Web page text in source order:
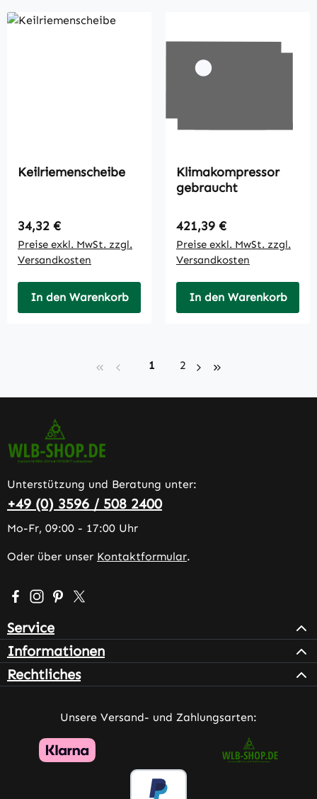
Keilriemenscheibe
Regulärer Preis:
34,32 €
Preise exkl. MwSt. zzgl.
Versandkosten
In den Warenkorb
Klimakompressor
gebraucht
Regulärer Preis:
421,39 €
Preise exkl. MwSt. zzgl.
Versandkosten
In den Warenkorb
Seite
1 Seite
2
Unterstützung und Beratung unter:
+49 (0) 3596 / 508 2400
Mo-Fr, 09:00 - 17:00 Uhr
Oder über unser Kontaktformular.
Besuche uns auf Facebook – öffnet in neuem Tab
Schau auf Instagram vorbei – öffnet in neuem Tab
Lass dich auf Pinterest inspirieren – öffnet in
Folge uns auf X – öffnet in neuem Tab
Service
Informationen
Rechtliches
Unsere Versand- und Zahlungsarten: